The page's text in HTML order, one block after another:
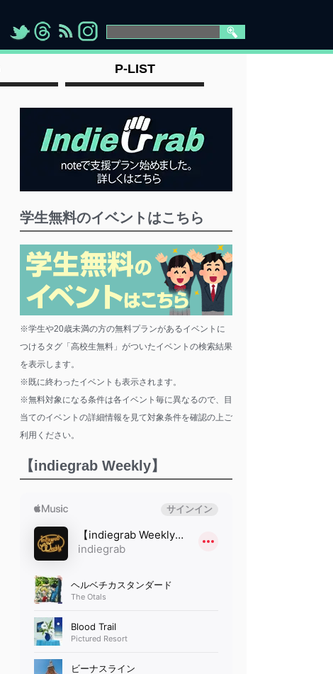
"> "> "> " >
P-LIST
学生無料のイベントはこちら
※学生や20歳未満の方の無料プランがあるイベントに
つけるタグ「高校生無料」がついたイベントの検索結果
を表示します。
※既に終わったイベントも表示されます。
※無料対象になる条件は各イベント毎に異なるので、目
当てのイベントの詳細情報を見て対象条件を確認の上ご
利用ください。
【indiegrab Weekly】